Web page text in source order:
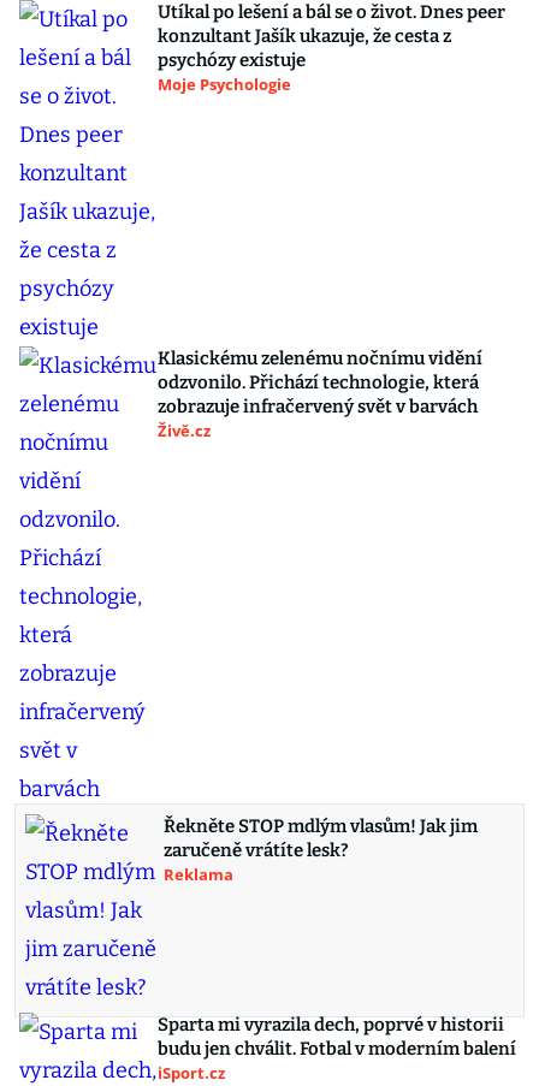
Utíkal po lešení a bál se o život. Dnes peer
konzultant Jašík ukazuje, že cesta z
psychózy existuje
Moje Psychologie
Klasickému zelenému nočnímu vidění
odzvonilo. Přichází technologie, která
zobrazuje infračervený svět v barvách
Živě.cz
Řekněte STOP mdlým vlasům! Jak jim
zaručeně vrátíte lesk?
Reklama
Sparta mi vyrazila dech, poprvé v historii
budu jen chválit. Fotbal v moderním balení
iSport.cz